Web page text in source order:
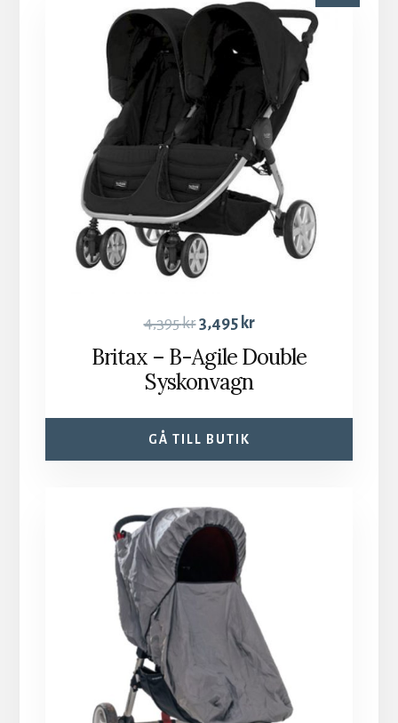
4,395kr3,495 kr
Britax – B-Agile Double
Syskonvagn
GÅ TILL BUTIK